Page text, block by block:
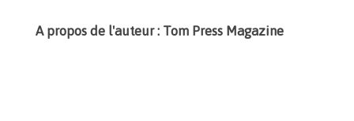
A propos de l'auteur : Tom Press Magazine